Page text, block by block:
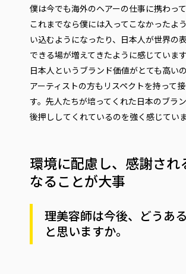
僕は今でも海外のヘアーの仕事に携わって
これまでなら僕には入ってこなかったよ
い込むようになったり、日本人が世界の
できる場が増えてきたように感じています
日本人というブランド価値がとても高い
アーティストの方もリスペクトを持って
す。先人たちが培ってくれた日本のブラ
後押ししてくれているのを強く感じていま
環境に配慮し、感謝され
なることが大事
理美容師は今後、どうあ
と思いますか。